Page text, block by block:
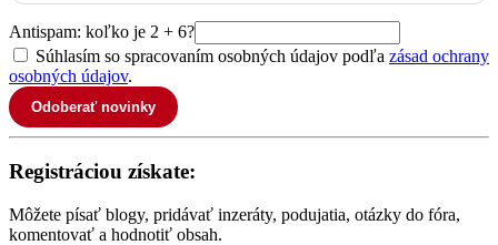
Antispam: koľko je 2 + 6?
Súhlasím so spracovaním osobných údajov podľa zásad ochrany
osobných údajov.
Odoberať novinky
Registráciou získate:
Môžete písať blogy, pridávať inzeráty, podujatia, otázky do fóra,
komentovať a hodnotiť obsah.